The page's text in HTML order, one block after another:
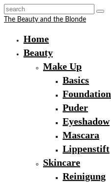
The Beauty and the Blonde
Home
Beauty
Make Up
Basics
Foundation
Puder
Eyeshadow
Mascara
Lippenstift
Skincare
Reinigung